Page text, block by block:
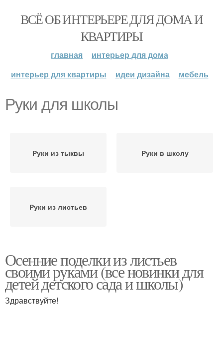
ВСЁ ОБ ИНТЕРЬЕРЕ ДЛЯ ДОМА И
КВАРТИРЫ
главная
интерьер для дома
интерьер для квартиры
идеи дизайна мебель
Руки для школы
Руки из тыквы Руки в школу
Руки из листьев
Осенние поделки из листьев
своими руками (все новинки для
детей детского сада и школы)
Здравствуйте!